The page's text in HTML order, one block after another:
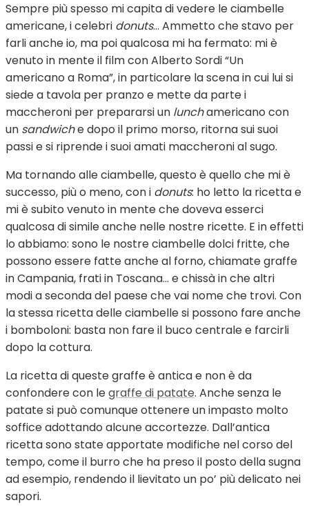
Sempre più spesso mi capita di vedere le ciambelle
americane, i celebri donuts… Ammetto che stavo per
farli anche io, ma poi qualcosa mi ha fermato: mi è
venuto in mente il film con Alberto Sordi “Un
americano a Roma”, in particolare la scena in cui lui si
siede a tavola per pranzo e mette da parte i
maccheroni per prepararsi un lunchamericano con
un sandwiche dopo il primo morso, ritorna sui suoi
passi e si riprende i suoi amati maccheroni al sugo.
Ma tornando alle ciambelle, questo è quello che mi è
successo, più o meno, con i donuts: ho letto la ricetta e
mi è subito venuto in mente che doveva esserci
qualcosa di simile anche nelle nostre ricette. E in effetti
lo abbiamo: sono le nostre ciambelle dolci fritte, che
possono essere fatte anche al forno, chiamate graffe
in Campania, frati in Toscana… e chissà in che altri
modi a seconda del paese che vai nome che trovi. Con
la stessa ricetta delle ciambelle si possono fare anche
i bomboloni: basta non fare il buco centrale e farcirli
dopo la cottura.
La ricetta di queste graffe è antica e non è da
confondere con legraffe di patate. Anche senza le
patate si può comunque ottenere un impasto molto
soffice adottando alcune accortezze. Dall’antica
ricetta sono state apportate modifiche nel corso del
tempo, come il burro che ha preso il posto della sugna
ad esempio, rendendo il lievitato un po’ più delicato nei
sapori.